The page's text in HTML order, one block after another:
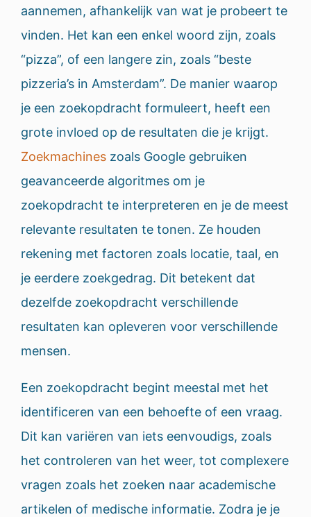
aannemen, afhankelijk van wat je probeert te
vinden. Het kan een enkel woord zijn, zoals
“pizza”, of een langere zin, zoals “beste
pizzeria’s in Amsterdam”. De manier waarop
je een zoekopdracht formuleert, heeft een
grote invloed op de resultaten die je krijgt.
Zoekmachines zoals Google gebruiken
geavanceerde algoritmes om je
zoekopdracht te interpreteren en je de meest
relevante resultaten te tonen. Ze houden
rekening met factoren zoals locatie, taal, en
je eerdere zoekgedrag. Dit betekent dat
dezelfde zoekopdracht verschillende
resultaten kan opleveren voor verschillende
mensen.
Een zoekopdracht begint meestal met het
identificeren van een behoefte of een vraag.
Dit kan variëren van iets eenvoudigs, zoals
het controleren van het weer, tot complexere
vragen zoals het zoeken naar academische
artikelen of medische informatie. Zodra je je